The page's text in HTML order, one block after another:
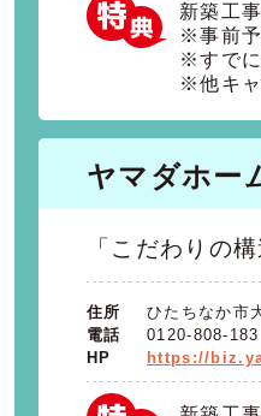
新築工
※事前
※すでに
※他キ
ヤマダホー
「こだわりの
住所
ひたちなか市
電話
0120-808-183
HP
https://